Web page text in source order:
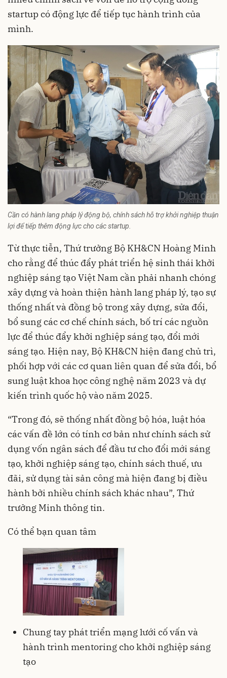
startup có động lực để tiếp tục hành trình của
mình.
Cần có hành lang pháp lý động bộ, chính sách hỗ trợ khởi nghiệp thuận
lợi để tiếp thêm động lực cho các startup.
Từ thực tiễn, Thứ trưởng Bộ KH&CN Hoàng Minh
cho rằng để thúc đẩy phát triển hệ sinh thái khởi
nghiệp sáng tạo Việt Nam cần phải nhanh chóng
xây dựng và hoàn thiện hành lang pháp lý, tạo sự
thống nhất và đồng bộ trong xây dựng, sửa đổi,
bổ sung các cơ chế chính sách, bố trí các nguồn
lực để thúc đẩy khởi nghiệp sáng tạo, đổi mới
sáng tạo. Hiện nay, Bộ KH&CN hiện đang chủ trì,
phối hợp với các cơ quan liên quan để sửa đổi, bổ
sung luật khoa học công nghệ năm 2023 và dự
kiến trình quốc hộ vào năm 2025.
“Trong đó, sẽ thống nhất đồng bộ hóa, luật hóa
các vấn đề lớn có tính cơ bản như chính sách sử
dụng vốn ngân sách để đầu tư cho đổi mới sáng
tạo, khởi nghiệp sáng tạo, chính sách thuế, ưu
đãi, sử dụng tài sản công mà hiện đang bị điều
hành bởi nhiều chính sách khác nhau”, Thứ
trưởng Minh thông tin.
Có thể bạn quan tâm
Chung tay phát triển mạng lưới cố vấn và
hành trình mentoring cho khởi nghiệp sáng
tạo